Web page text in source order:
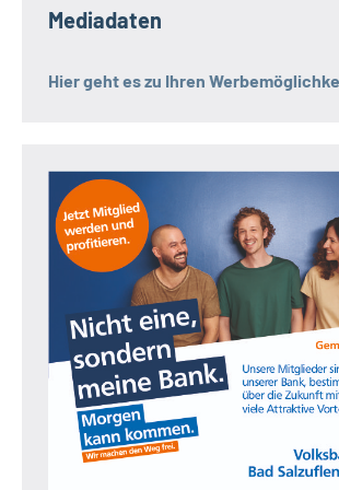
Mediadaten
Hier geht es zu Ihren